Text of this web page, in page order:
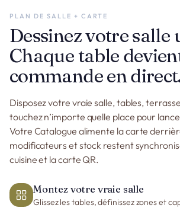
PLAN DE SALLE + CARTE
Dessinez votre salle
Chaque table
commande en
Disposez votre vraie salle, tables,
touchez n’importe quelle place pour
Votre Catalogue alimente la carte
modificateurs et stock restent
cuisine et la carte QR.
Montez votre vraie salle
Glissez les tables, définissez zones et